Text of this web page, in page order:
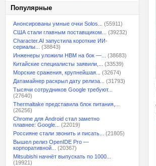
Популярные
Анонсированы умные очки Solos...
(55911)
США стали главным поставщиком...
(39232)
Character.AI запустила короткие ИИ-
сериалы...
(38843)
Инженеры уложили HBM на бок —...
(38683)
Китайские специалисты заявили,...
(33539)
Морские сражения, крупнейшая...
(32674)
Датамайнер раскрыл дату релиза...
(31793)
Тысячи сотрудников Google требуют...
(27640)
Thermaltake представила блок питания,...
(26256)
Chrome для Android стал заметно
плавнее: Google...
(22019)
Россияне стали звонить и писать...
(21805)
Вышел релиз OpenIDE Pro —
корпоративной...
(20367)
Mitsubishi начнёт выпускать по 1000...
(19921)